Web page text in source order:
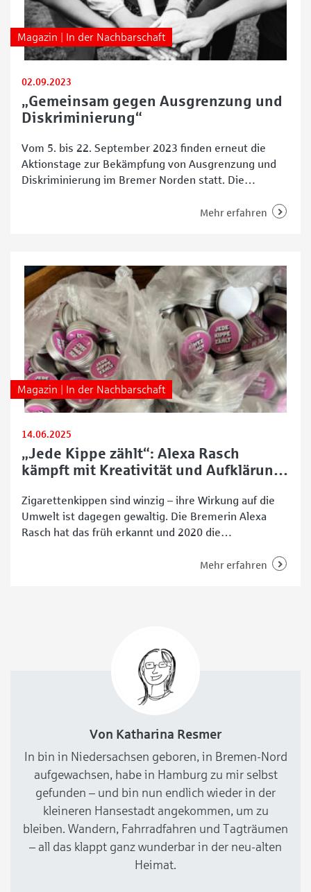
Magazin | In der Nachbarschaft
02.09.2023
„Gemeinsam gegen Ausgrenzung und
Diskriminierung“
Vom 5. bis 22. September 2023 finden erneut die
Aktionstage zur Bekämpfung von Ausgrenzung und
Diskriminierung im Bremer Norden statt. Die
Vielzahl von Events, Workshops und Mitmach-
gegen
Mehr erfahren
Magazin | In der Nachbarschaft
14.06.2025
„Jede Kippe zählt“: Alexa Rasch
kämpft mit Kreativität und Aufklärung
Zigarettenkippen sind winzig – ihre Wirkung auf die
Umwelt ist dagegen gewaltig. Die Bremerin Alexa
Rasch hat das früh erkannt und 2020 die
gegründet. Seitdem ist sie mit Greifzange,Mehr erfahren
Von Katharina Resmer
In bin in Niedersachsen geboren, in Bremen-Nord
aufgewachsen, habe in Hamburg zu mir selbst
gefunden – und bin nun endlich wieder in der
kleineren Hansestadt angekommen, um zu
bleiben. Wandern, Fahrradfahren und Tagträumen
– all das klappt ganz wunderbar in der neu-alten
Heimat.